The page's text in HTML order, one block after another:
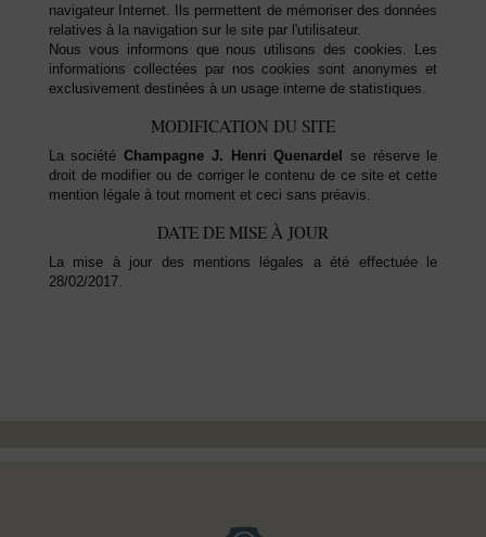
navigateur Internet. Ils permettent de mémoriser des données
relatives à la navigation sur le site par l'utilisateur.
Nous vous informons que nous utilisons des cookies. Les
informations collectées par nos cookies sont anonymes et
exclusivement destinées à un usage interne de statistiques.
MODIFICATION DU SITE
La sociétéChampagne J. Henri Quenardel
se réserve le
droit de modifier ou de corriger le contenu de ce site et cette
mention légale à tout moment et ceci sans préavis.
DATE DE MISE À JOUR
La mise à jour des mentions légales a été effectuée le
28/02/2017.